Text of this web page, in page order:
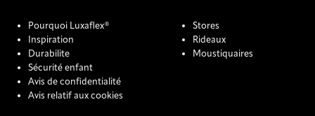
Pourquoi Luxaflex®
Inspiration
Durabilite
Sécurité enfant
Avis de confidentialité
Avis relatif aux cookies
Stores
Rideaux
Moustiquaires